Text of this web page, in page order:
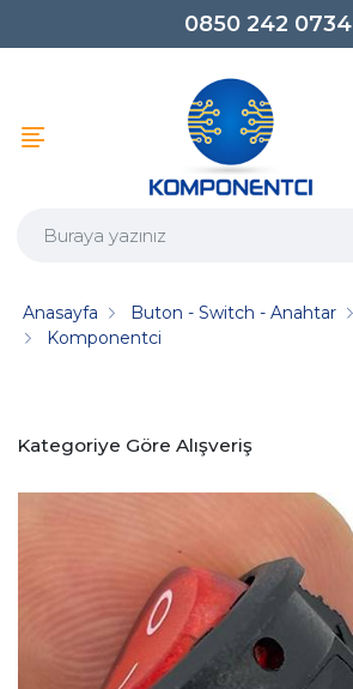
0850 242 0734
Anasayfa Buton - Switch - Anahtar
Komponentci
Kategoriye Göre Alışveriş